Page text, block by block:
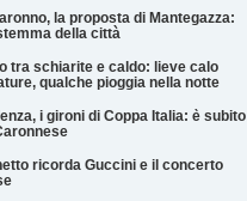
la proposta di Mantegazza:
della città
tra schiarite e caldo: lieve calo
qualche pioggia nella notte
i gironi di Coppa Italia: è subito
ricorda Guccini e il concerto